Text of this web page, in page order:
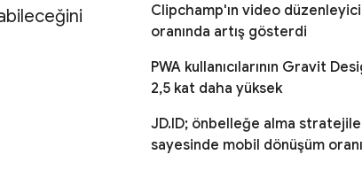
Clipchamp'ın video
oranında artış gösterdi
PWA kullanıcılarının Gravit
2,5 kat daha yüksek
JD.ID; önbelleğe alma
sayesinde mobil dönüşüm